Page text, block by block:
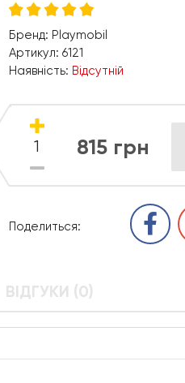
Бренд: Playmobil
Артикул: 6121
Наявність: Відсутній
815 грн
Поделиться:
ВІДГУКИ (0)